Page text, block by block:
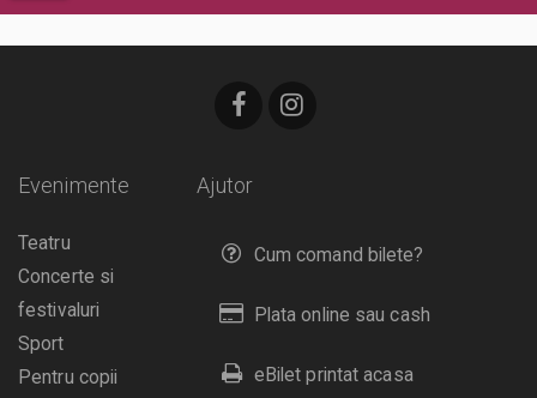
Ajutor
Cum comand bilete?
Plata online sau cash
eBilet printat acasa
Evenimente
Teatru
Concerte si
festivaluri
Sport
Pentru copii